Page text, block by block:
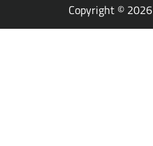
Copyright © 2026